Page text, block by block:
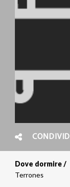
CONDIVIDI
Briciole
Dove dormire
Terrones